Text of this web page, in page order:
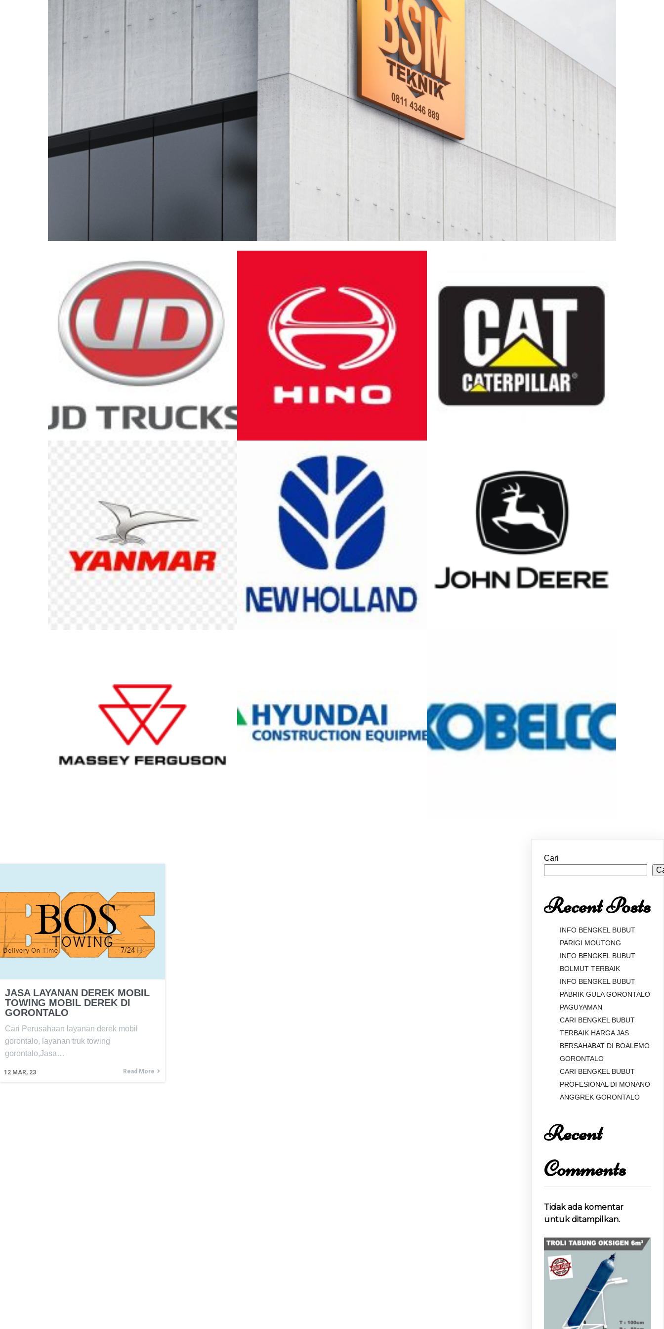
JASA LAYANAN DEREK MOBIL
TOWING MOBIL DEREK DI
GORONTALO
12 MAR, 23
Cari Perusahaan layanan derek mobil
gorontalo, layanan truk towing
gorontalo,Jasa…
Read More
Cari
Recent Posts
INFO BENGKEL BUBUT
PARIGI MOUTONG
INFO BENGKEL BUBUT
BOLMUT TERBAIK
INFO BENGKEL BUBUT
PABRIK GULA GORONTALO
PAGUYAMAN
CARI BENGKEL BUBUT
TERBAIK HARGA JAS
BERSAHABAT DI BOALEMO
GORONTALO
CARI BENGKEL BUBUT
PROFESIONAL DI MONANO
ANGGREK GORONTALO
Recent
Comments
Tidak ada komentar
untuk ditampilkan.